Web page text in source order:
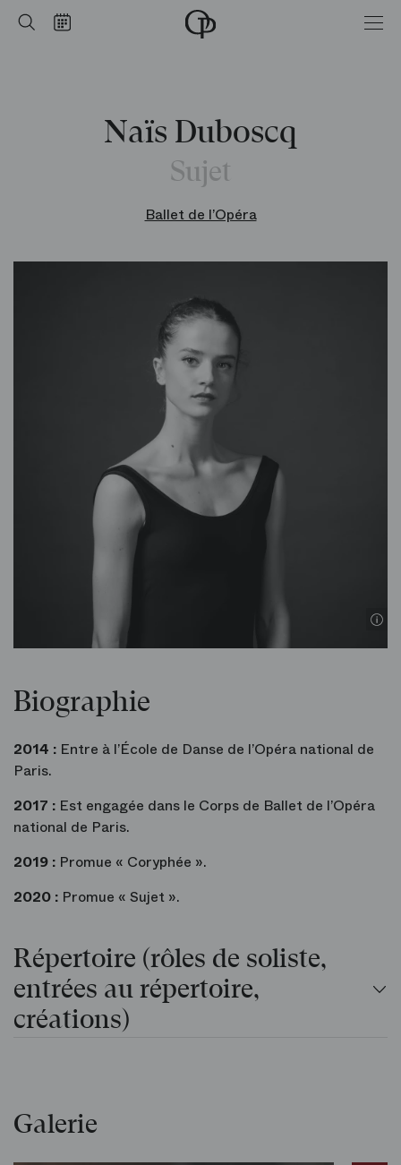
Rechercher
Calendrier Accueil
Naïs Duboscq
Sujet
Ballet de l’Opéra
Biographie
2014 : Entre à l’École de Danse de l’Opéra national de
Paris.
2017 : Est engagée dans le Corps de Ballet de l’Opéra
national de Paris.
2019 : Promue « Coryphée ».
2020 : Promue « Sujet ».
Répertoire (rôles de soliste,
entrées au répertoire,
créations)
Galerie